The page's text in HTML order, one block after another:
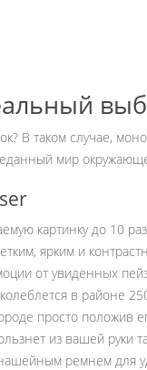
В таком случае,
мир
картинку до 10
ярким и
от увиденных
в районе
просто положив
из вашей руки
ремнем для